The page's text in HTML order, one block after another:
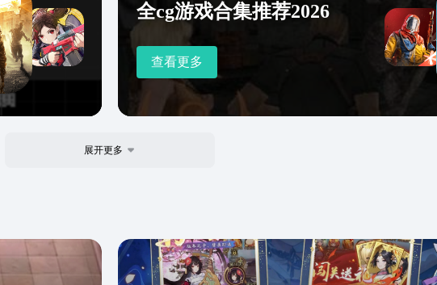
全cg游戏合集推荐2026
查看更多
展开更多